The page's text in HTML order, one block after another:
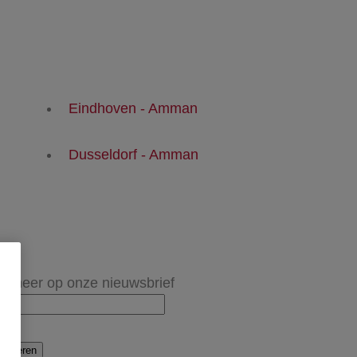
Eindhoven - Amman
Dusseldorf - Amman
op onze nieuwsbrief